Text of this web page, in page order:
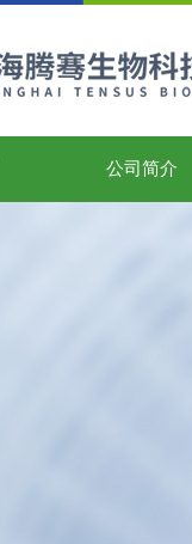
公司简介